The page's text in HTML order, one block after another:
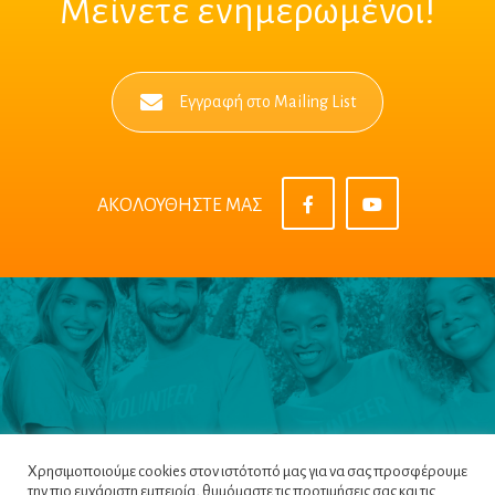
Μείνετε ενημερωμένοι!
Εγγραφή στο Mailing List
ΑΚΟΛΟΥΘΗΣΤΕ ΜΑΣ
Χρησιμοποιούμε cookies στον ιστότοπό μας για να σας προσφέρουμε
την πιο ευχάριστη εμπειρία, θυμόμαστε τις προτιμήσεις σας και τις